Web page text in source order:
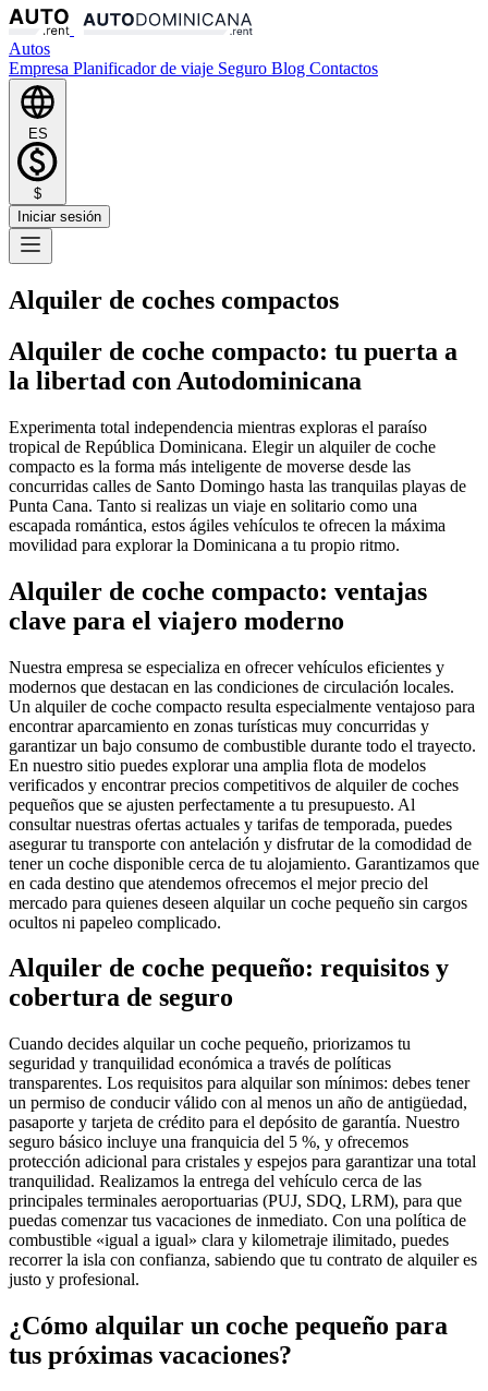
Autos
Empresa Planificador de viaje Seguro Blog Contactos
ES
$
Iniciar sesión
Alquiler de coches compactos
Alquiler de coche compacto: tu puerta a
la libertad con Autodominicana
Experimenta total independencia mientras exploras el paraíso
tropical de República Dominicana. Elegir un alquiler de coche
compacto es la forma más inteligente de moverse desde las
concurridas calles de Santo Domingo hasta las tranquilas playas de
Punta Cana. Tanto si realizas un viaje en solitario como una
escapada romántica, estos ágiles vehículos te ofrecen la máxima
movilidad para explorar la Dominicana a tu propio ritmo.
Alquiler de coche compacto: ventajas
clave para el viajero moderno
Nuestra empresa se especializa en ofrecer vehículos eficientes y
modernos que destacan en las condiciones de circulación locales.
Un alquiler de coche compacto resulta especialmente ventajoso para
encontrar aparcamiento en zonas turísticas muy concurridas y
garantizar un bajo consumo de combustible durante todo el trayecto.
En nuestro sitio puedes explorar una amplia flota de modelos
verificados y encontrar precios competitivos de alquiler de coches
pequeños que se ajusten perfectamente a tu presupuesto. Al
consultar nuestras ofertas actuales y tarifas de temporada, puedes
asegurar tu transporte con antelación y disfrutar de la comodidad de
tener un coche disponible cerca de tu alojamiento. Garantizamos que
en cada destino que atendemos ofrecemos el mejor precio del
mercado para quienes deseen alquilar un coche pequeño sin cargos
ocultos ni papeleo complicado.
Alquiler de coche pequeño: requisitos y
cobertura de seguro
Cuando decides alquilar un coche pequeño, priorizamos tu
seguridad y tranquilidad económica a través de políticas
transparentes. Los requisitos para alquilar son mínimos: debes tener
un permiso de conducir válido con al menos un año de antigüedad,
pasaporte y tarjeta de crédito para el depósito de garantía. Nuestro
seguro básico incluye una franquicia del 5 %, y ofrecemos
protección adicional para cristales y espejos para garantizar una total
tranquilidad. Realizamos la entrega del vehículo cerca de las
principales terminales aeroportuarias (PUJ, SDQ, LRM), para que
puedas comenzar tus vacaciones de inmediato. Con una política de
combustible «igual a igual» clara y kilometraje ilimitado, puedes
recorrer la isla con confianza, sabiendo que tu contrato de alquiler es
justo y profesional.
¿Cómo alquilar un coche pequeño para
tus próximas vacaciones?